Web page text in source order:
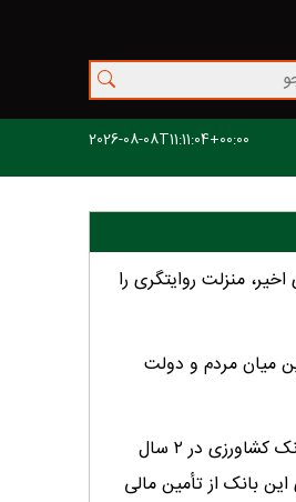
2026-08-08T11:11:04+00:00
منزلت روایتگری را
میان مردم و دولت
رشد ۳ برابری منابع بانک کشاورزی در ۲ سال
درصدی این بانک از تأمین مالی